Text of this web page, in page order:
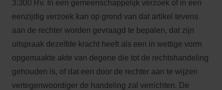
3:300 Rv. In een gemeenschappelijk verzoek of in een
eenzijdig verzoek kan op grond van dat artikel tevens
aan de rechter worden gevraagd te bepalen, dat zijn
uitspraak dezelfde kracht heeft als een in wettige vorm
opgemaakte akte van degene die tot de rechtshandeling
gehouden is, of dat een door de rechter aan te wijzen
vertegenwoordiger de handeling zal verrichten. De